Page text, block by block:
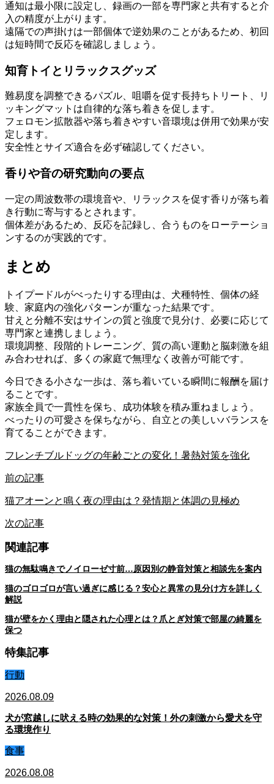
通知は最小限に設定し、録画の一部を専門家と共有すると介
入の精度が上がります。
遠隔での声掛けは一部個体で逆効果のことがあるため、初回
は短時間で反応を確認しましょう。
知育トイとリラックスグッズ
難易度を調整できるパズル、咀嚼を促す長持ちトリート、リ
ッキングマットは自律的な落ち着きを促します。
フェロモン拡散器や落ち着きやすい音環境は併用で効果が安
定します。
安全性とサイズ適合を必ず確認してください。
香りや音の研究動向の要点
一定の周波数帯の環境音や、リラックスを促す香りが落ち着
き行動に寄与するとされます。
個体差があるため、反応を記録し、合うものをローテーショ
ンするのが実践的です。
まとめ
トイプードルがべったりする理由は、犬種特性、個体の経
験、家庭内の強化パターンが重なった結果です。
甘えと分離不安はサインの質と強度で見分け、必要に応じて
専門家と連携しましょう。
環境調整、段階的トレーニング、質の高い運動と脳刺激を組
み合わせれば、多くの家庭で無理なく改善が可能です。
今日できる小さな一歩は、落ち着いている瞬間に報酬を届け
ることです。
家族全員で一貫性を保ち、成功体験を積み重ねましょう。
べったりの可愛さを保ちながら、自立との美しいバランスを
育てることができます。
フレンチブルドッグの年齢ごとの変化！暑熱対策を強化
前の記事
猫アオーンと鳴く夜の理由は？発情期と体調の見極め
次の記事
関連記事
猫の無駄鳴きでノイローゼ寸前…原因別の静音対策と相談先を案内
猫のゴロゴロが言い過ぎに感じる？安心と異常の見分け方を詳しく
解説
猫が壁をかく理由と隠された心理とは？爪とぎ対策で部屋の綺麗を
保つ
特集記事
行動
2026.08.09
犬が窓越しに吠える時の効果的な対策！外の刺激から愛犬を守
る環境作り
食事
2026.08.08